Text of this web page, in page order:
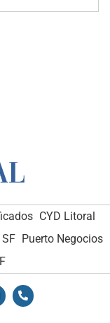
CYD Litoral
Puerto Negocios